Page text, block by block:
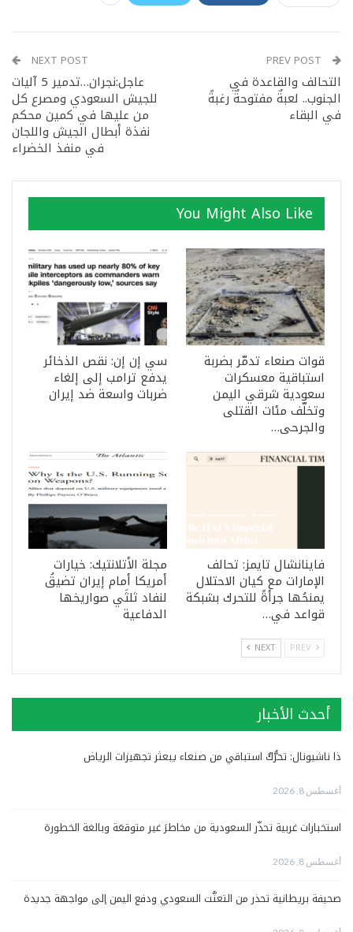
التحالف والقاعدة في
الجنوب.. لعبةٌ مفتوحةٌ رغبةً
في البقاء
NEXT POST
عاجل:نجران…تدمير 5 آليات
للجيش السعودي ومصرع كل
من عليها في كمين محكم
نفذة أبطال الجيش واللجان
في منفذ الخضراء
You Might Also Like
قوات صنعاء تدمّر بضربة
استباقية معسكرات
سعودية شرقي اليمن
وتخلّف مئات القتلى
والجرحى…
سي إن إن: نقص الذخائر
يدفع ترامب إلى إلغاء
ضربات واسعة ضد إيران
فاينانشال تايمز: تحالف
الإمارات مع كيان الاحتلال
يمنحُها جرأةً للتحرك بشبكة
قواعد في…
مجلة الأتلانتيك: خيارات
أمريكا أمام إيران تضيقُ
لنفاد ثلثَي صواريخها
الدفاعية
NEXT
أحدث الأخبار
ذا ناشيونال: تحرُّكٌ استباقي من صنعاء يبعثر تجهيزات الرياض
أغسطس 8, 2026
استخبارات غربية تحذّر السعودية من مخاطرَ غير متوقعَة وبالغة الخطورة
أغسطس 8, 2026
صحيفة بريطانية تحذر من التعنُّت السعودي ودفع اليمن إلى مواجهة جديدة